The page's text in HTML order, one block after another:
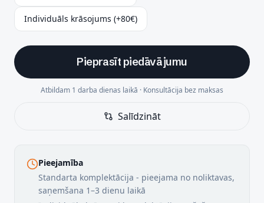
Individuāls krāsojums (+80€)
Pieprasīt piedāvājumu
Atbildam 1 darba dienas laikā · Konsultācija bez maksas
Salīdzināt
Pieejamība
Standarta komplektācija - pieejama no noliktavas,
saņemšana 1–3 dienu laikā